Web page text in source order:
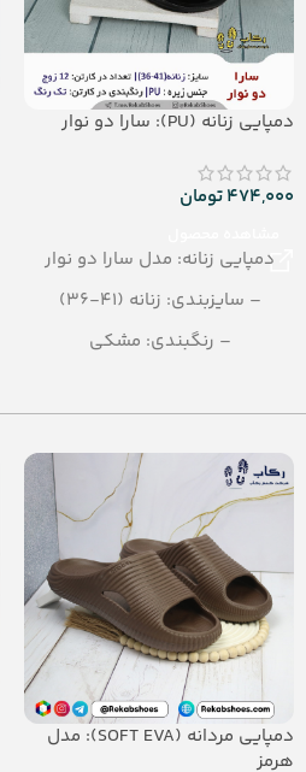
دمپایی زنانه (PU): سارا دو نوار
474,000تومان
دمپایی زنانه: مدل سارا دو نوار
– سایزبندی: زنانه (41-36)
– رنگبندی: مشکی
– جنس: PU
دمپایی مردانه (SOFT EVA): مدل
هرمز